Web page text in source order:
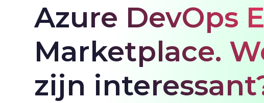
Azure DevOps
Marketplace.
zijn